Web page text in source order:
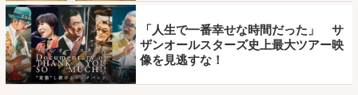
「人生で一番幸せな時間だった」 サ
ザンオールスターズ史上最大ツアー映
像を見逃すな！